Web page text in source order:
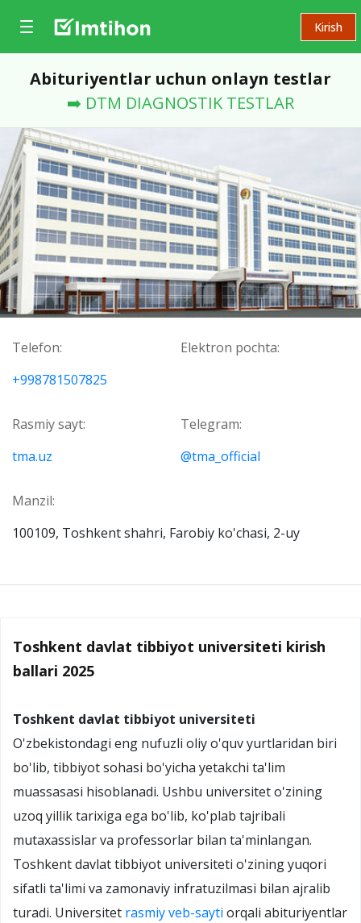
Kirish
Abituriyentlar uchun onlayn testlar
➡️ DTM DIAGNOSTIK TESTLAR
Telefon:
+998781507825
Elektron pochta:
Rasmiy sayt:
tma.uz
Telegram:
@tma_official
Manzil:
100109, Toshkent shahri, Farobiy ko'chasi, 2-uy
Toshkent davlat tibbiyot universiteti kirish
ballari 2025
Toshkent davlat tibbiyot universiteti
O'zbekistondagi eng nufuzli oliy o'quv yurtlaridan biri
bo'lib, tibbiyot sohasi bo'yicha yetakchi ta'lim
muassasasi hisoblanadi. Ushbu universitet o'zining
uzoq yillik tarixiga ega bo'lib, ko'plab tajribali
mutaxassislar va professorlar bilan ta'minlangan.
Toshkent davlat tibbiyot universiteti o'zining yuqori
sifatli ta'limi va zamonaviy infratuzilmasi bilan ajralib
turadi. Universitet rasmiy veb-sayti orqali abituriyentlar